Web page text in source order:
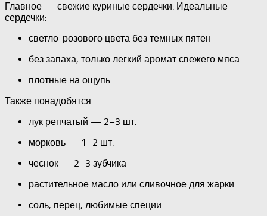
Главное — свежие куриные сердечки. Идеальные
сердечки:
светло-розового цвета без темных пятен
без запаха, только легкий аромат свежего мяса
плотные на ощупь
Также понадобятся:
лук репчатый — 2–3 шт.
морковь — 1–2 шт.
чеснок — 2–3 зубчика
растительное масло или сливочное для жарки
соль, перец, любимые специи